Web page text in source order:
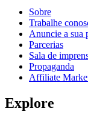
Sobre
Trabalhe
Anuncie a sua
Parcerias
Sala de
Propaganda
Affiliate
Explore